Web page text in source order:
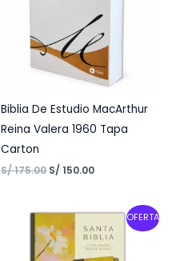
Biblia De Estudio MacArthur
Reina Valera 1960 Tapa
Carton
S/175.00 S/ 150.00
OFERTA
Original
price
was:
S/ 128.00.
Current
price
is:
S/ 96.00.